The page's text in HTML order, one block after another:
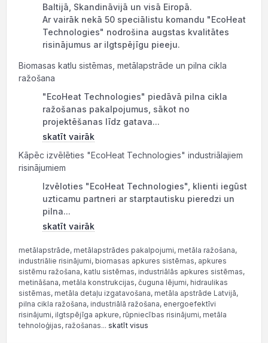
Baltijā, Skandināvijā un visā Eiropā.
Ar vairāk nekā 50 speciālistu komandu "EcoHeat
Technologies" nodrošina augstas kvalitātes
risinājumus ar ilgtspējīgu pieeju.
Biomasas katlu sistēmas, metālapstrāde un pilna cikla
ražošana
"EcoHeat Technologies" piedāvā pilna cikla
ražošanas pakalpojumus, sākot no
projektēšanas līdz gatava...
skatīt vairāk
Kāpēc izvēlēties "EcoHeat Technologies" industriālajiem
risinājumiem
Izvēloties "EcoHeat Technologies", klienti iegūst
uzticamu partneri ar starptautisku pieredzi un
pilna...
skatīt vairāk
metālapstrāde, metālapstrādes pakalpojumi, metāla ražošana,
industriālie risinājumi, biomasas apkures sistēmas, apkures
sistēmu ražošana, katlu sistēmas, industriālās apkures sistēmas,
metināšana, metāla konstrukcijas, čuguna lējumi, hidraulikas
sistēmas, metāla detaļu izgatavošana, metāla apstrāde Latvijā,
pilna cikla ražošana, industriālā ražošana, energoefektīvi
risinājumi, ilgtspējīga apkure, rūpniecības risinājumi, metāla
tehnoloģijas, ražošanas... skatīt visus